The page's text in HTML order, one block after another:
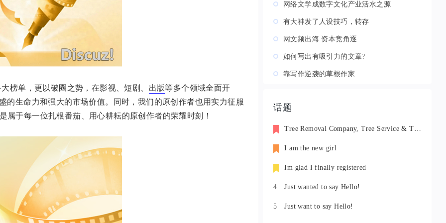
榜单，更以破圈之势，在影视、短剧、 出版等多个领域全面开
生命力和强大的市场价值。同时，我们的原创作者也用实力征服
于每一位扎根番茄、用心耕耘的原创作者的荣耀时刻！
网络文学成数字文化产业活水之源
有大神发了人设技巧，转存
网文频出海 资本竞角逐
如何写出有吸引力的文章?
靠写作逆袭的草根作家
话题
Tree Removal Company, Tree Service & Tree Trimming in Mobile
I am the new girl
Im glad I finally registered
4 Just wanted to say Hello!
5 Just want to say Hello!